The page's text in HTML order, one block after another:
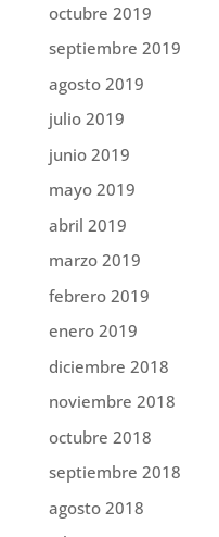
octubre 2019
septiembre 2019
agosto 2019
julio 2019
junio 2019
mayo 2019
abril 2019
marzo 2019
febrero 2019
enero 2019
diciembre 2018
noviembre 2018
octubre 2018
septiembre 2018
agosto 2018